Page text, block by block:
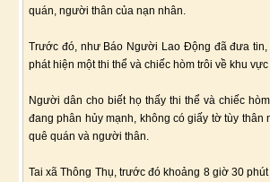
quán, người thân của nạn nhân.
Trước đó, như Báo Người Lao Động đã đưa
phát hiện một thi thể và chiếc hòm trôi về khu
Người dân cho biết họ thấy thi thể và chiếc
đang phân hủy mạnh, không có giấy tờ tùy
quê quán và người thân.
Tai xã Thông Thụ, trước đó khoảng 8 giờ 30